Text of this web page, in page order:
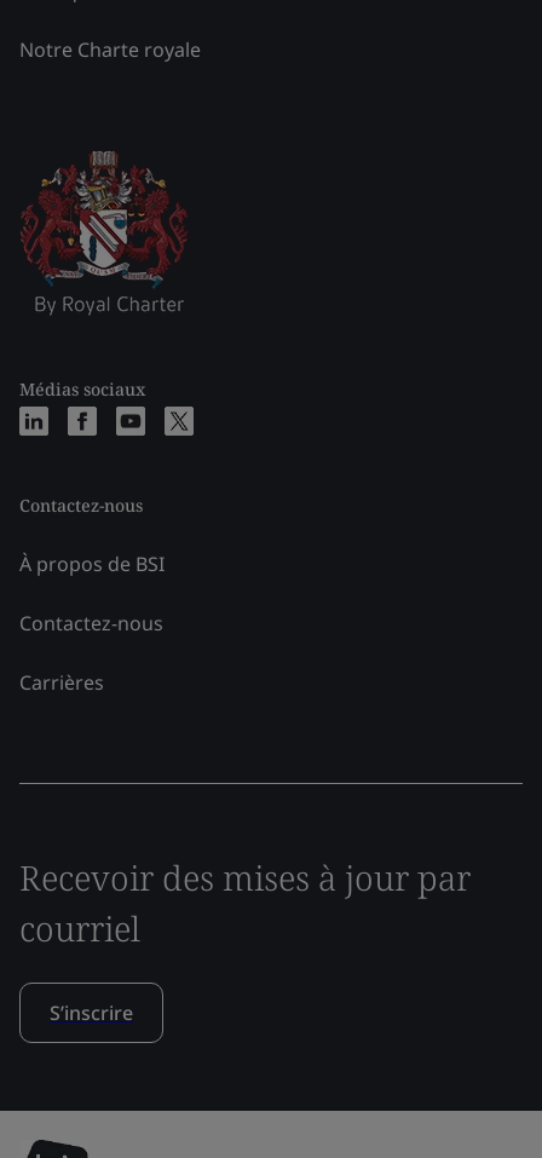
Notre Charte royale
Médias sociaux
Contactez-nous
À propos de BSI
Contactez-nous
Carrières
Recevoir des mises à jour par
courriel
S’inscrire